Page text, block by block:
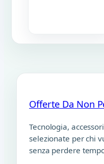
Offerte Da Non
Tecnologia,
selezionate per chi
senza perdere